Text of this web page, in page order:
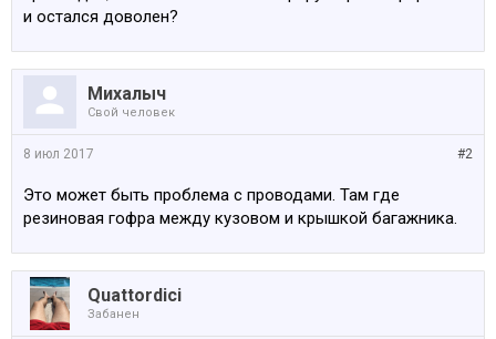
и остался доволен?
Михалыч
Свой человек
#2
8 июл 2017
Это может быть проблема с проводами. Там где
резиновая гофра между кузовом и крышкой багажника.
Quattordici
Забанен